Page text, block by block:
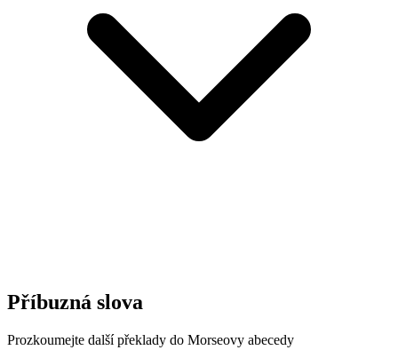
Příbuzná slova
Prozkoumejte další překlady do Morseovy abecedy